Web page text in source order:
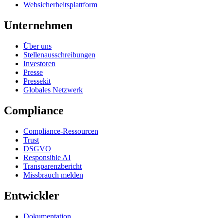
Websicherheitsplattform
Unternehmen
Über uns
Stellenausschreibungen
Investoren
Presse
Pressekit
Globales Netzwerk
Compliance
Compliance-Ressourcen
Trust
DSGVO
Responsible AI
Transparenzbericht
Missbrauch melden
Entwickler
Dokumentation